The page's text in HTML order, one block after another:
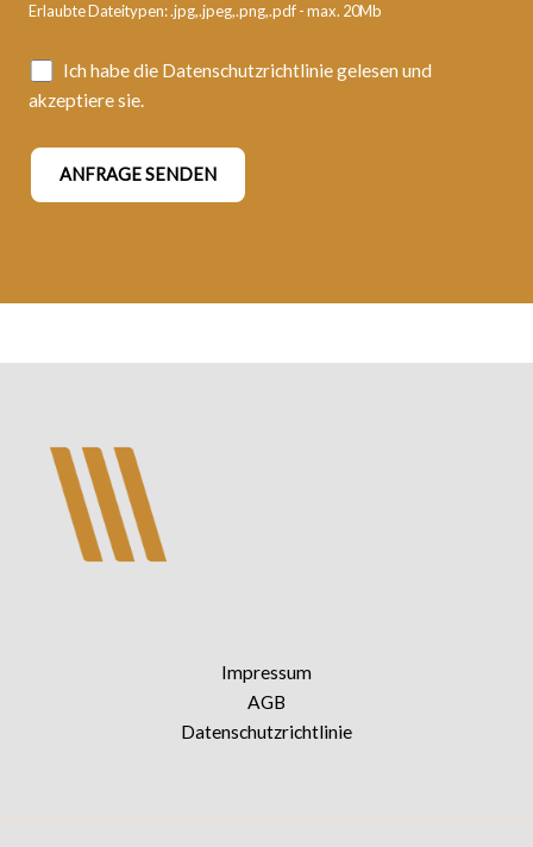
Erlaubte Dateitypen: .jpg,.jpeg,.png,.pdf - max. 20Mb
Ich habe die Datenschutzrichtlinie gelesen und
akzeptiere sie.
Impressum
AGB
Datenschutzrichtlinie